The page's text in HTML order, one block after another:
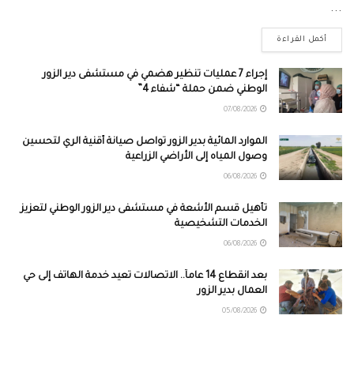
...
أكمل القراءة
إجراء 7 عمليات تنظير هضمي في مستشفى دير الزور
الوطني ضمن حملة “شفاء 4”
الموارد المائية بدير الزور تواصل صيانة أقنية الري لتحسين
وصول المياه إلى الأراضي الزراعية
تأهيل قسم الأشعة في مستشفى دير الزور الوطني لتعزيز
الخدمات التشخيصية
بعد انقطاع 14 عاماً.. الاتصالات تعيد خدمة الهاتف إلى حي
العمال بدير الزور